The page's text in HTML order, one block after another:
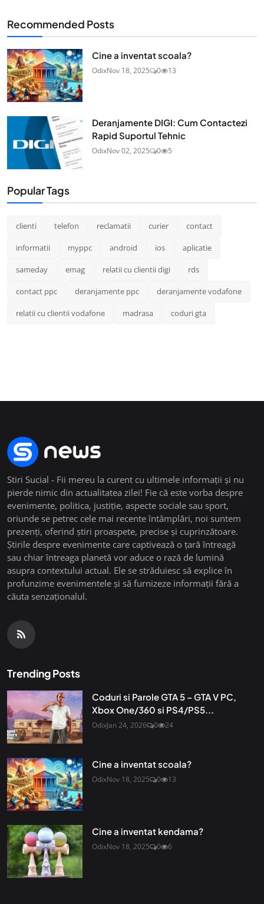
Recommended Posts
Cine a inventat scoala?
OdixNov 18, 2025 0 13
Deranjamente DIGI: Cum Contactezi
Rapid Suportul Tehnic
OdixNov 02, 2025 0 5
Popular Tags
clienti telefon reclamatii curier contact
informatii myppc android ios aplicatie
sameday emag relatii cu clientii digi rds
contact ppc deranjamente ppc deranjamente vodafone
relatii cu clientii vodafone madrasa coduri gta
Stiri Sucial - Fii mereu la curent cu ultimele informații și nu
pierde nimic din actualitatea zilei! Fie că este vorba despre
evenimente, politica, justiție, aspecte sociale sau sport,
oriunde se petrec cele mai recente întâmplări, noi suntem
prezenți, oferind știri proaspete, precise și cuprinzătoare.
Știrile despre evenimente care captivează o țară întreagă
sau chiar întreaga planetă vor aduce o rază de lumină
asupra contextului actual. Ele se străduiesc să explice în
profunzime evenimentele și să furnizeze informații fără a
căuta senzaționalul.
Trending Posts
Coduri si Parole GTA 5 – GTA V PC,
Xbox One/360 si PS4/PS5...
OdixJan 24, 2026 0 24
Cine a inventat scoala?
OdixNov 18, 2025 0 13
Cine a inventat kendama?
OdixNov 18, 2025 0 6